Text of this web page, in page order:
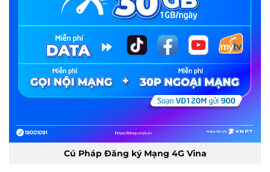
Cú Pháp Đăng ký Mạng 4G Vina